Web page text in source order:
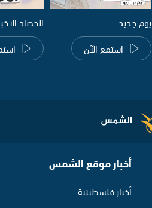
يوم جديد
استمع الآن
الحصاد
أخبار موقع الشمس
أخبار فلسطينية